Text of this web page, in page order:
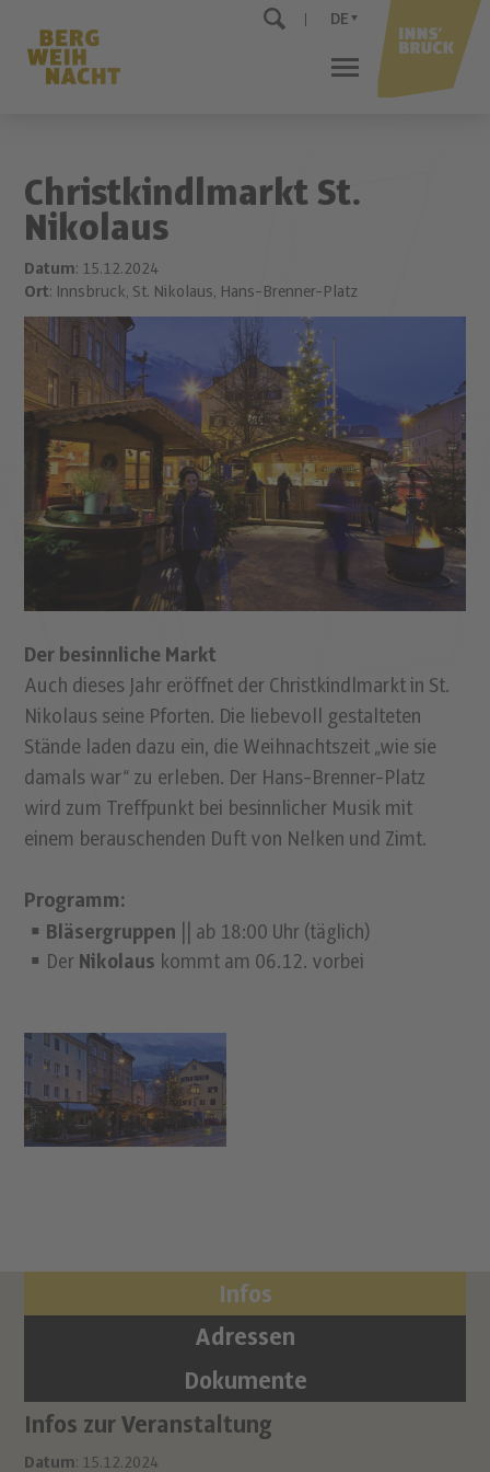
DE
Christkindlmarkt St.
Nikolaus
Datum: 15.12.2024
Ort: Innsbruck, St. Nikolaus, Hans-Brenner-Platz
Der besinnliche Markt
Auch dieses Jahr eröffnet der Christkindlmarkt in St.
Nikolaus seine Pforten. Die liebevoll gestalteten
Stände laden dazu ein, die Weihnachtszeit „wie sie
damals war“ zu erleben. Der Hans-Brenner-Platz
wird zum Treffpunkt bei besinnlicher Musik mit
einem berauschenden Duft von Nelken und Zimt.
Programm:
Bläsergruppen || ab 18:00 Uhr (täglich)
Der Nikolaus kommt am 06.12. vorbei
Infos zur Veranstaltung
Datum: 15.12.2024
Infos
Adressen
Dokumente